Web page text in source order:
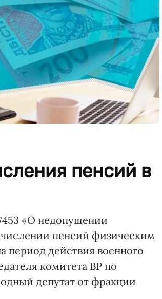
пенсий в
«О недопущении
пенсий физическим
период действия военного
комитета ВР по
депутат от фракции